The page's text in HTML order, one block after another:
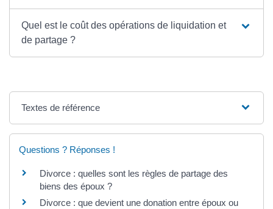
Quel est le coût des opérations de liquidation et
de partage ?
Textes de référence
Questions ? Réponses !
Divorce : quelles sont les règles de partage des
biens des époux ?
Divorce : que devient une donation entre époux ou